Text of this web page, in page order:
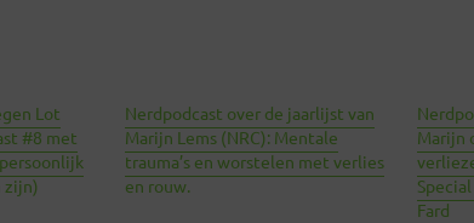
Lot
#8 met
zijn)
Nerdpodcast over de jaarlijst van
Marijn Lems (NRC): Mentale
trauma’s en worstelen met verlies
en rouw.
Marijn
Fard